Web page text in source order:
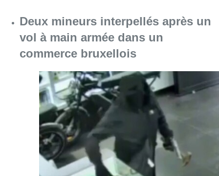
07 août 2026Consulter l'article "Deux mineurs
Mémorial Van Damme: “From Ivo to
Mondo”, une exposition sur Ivo
Van Damme et l’histoire du